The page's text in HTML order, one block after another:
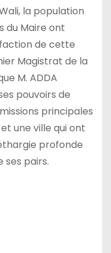
la population
du Maire ont
de cette
Magistrat de la
M. ADDA
pouvoirs de
principales
une ville qui ont
profonde
pairs.